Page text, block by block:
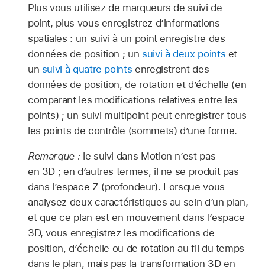
Plus vous utilisez de marqueurs de suivi de
point, plus vous enregistrez d’informations
spatiales : un suivi à un point enregistre des
données de position ; un suivi à deux points et
un suivi à quatre points enregistrent des
données de position, de rotation et d’échelle (en
comparant les modifications relatives entre les
points) ; un suivi multipoint peut enregistrer tous
les points de contrôle (sommets) d’une forme.
Remarque : le suivi dans Motion n’est pas
en 3D ; en d’autres termes, il ne se produit pas
dans l’espace Z (profondeur). Lorsque vous
analysez deux caractéristiques au sein d’un plan,
et que ce plan est en mouvement dans l’espace
3D, vous enregistrez les modifications de
position, d’échelle ou de rotation au fil du temps
dans le plan, mais pas la transformation 3D en